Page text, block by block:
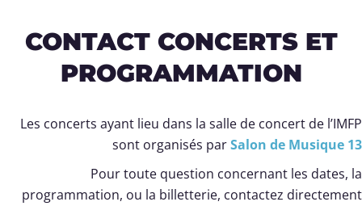
CONTACT CONCERTS ET
PROGRAMMATION
Les concerts ayant lieu dans la salle de concert de l’IMFP
sont organisés parSalon de Musique 13
Pour toute question concernant les dates, la
programmation, ou la billetterie, contactez directement